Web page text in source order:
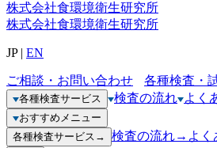
株式会社食環境衛生研究所
株式会社食環境衛生研究所
JP| EN
ご相談・お問い合わせ 各種検査・
各種検査サービス 検査の流れ よく
おすすめメニュー
各種検査サービス → 検査の流れ→ よく